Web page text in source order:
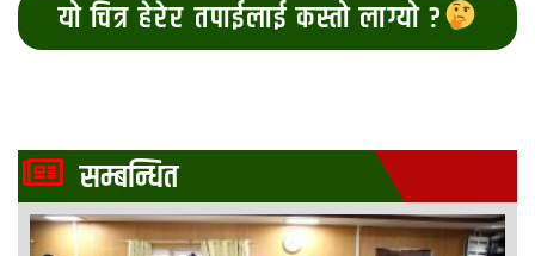
यो चित्र हेरेर तपाईलाई कस्तो लाग्यो ?
सम्बन्धित